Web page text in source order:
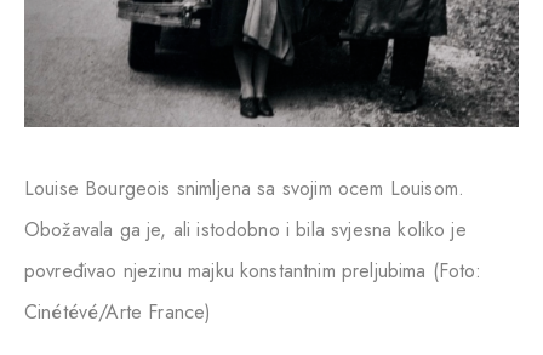
Louise Bourgeois snimljena sa svojim ocem Louisom.
Obožavala ga je, ali istodobno i bila svjesna koliko je
povređivao njezinu majku konstantnim preljubima (Foto:
Cinétévé/Arte France)